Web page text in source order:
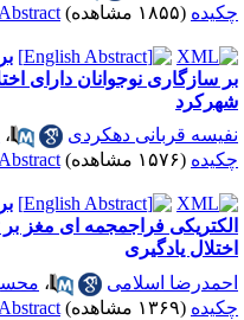
(۱۸۵۵ مشاهده) Abstract |
سازگاری نوجوانان دارای
قربانی دهکردی
،
(۱۵۷۶ مشاهده) Abstract |
فراجمجمه ای مغز بر
یادگیری
اسلامی
،
(۱۳۶۹ مشاهده) Abstract |